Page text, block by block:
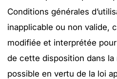
Conditions générales
inapplicable ou non valide,
modifiée et interprétée
de cette disposition dans la
possible en vertu de la loi